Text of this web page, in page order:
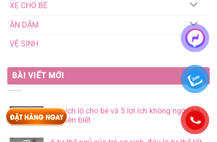
XE CHO BÉ
ĂN DẶM
VỆ SINH
BÀI VIẾT MỚI
02
Th2
Xe xích lô cho bé và 5 lợi ích không ngờ cha
mẹ nên biết